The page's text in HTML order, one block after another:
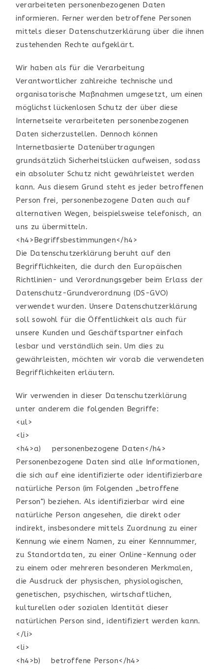
verarbeiteten personenbezogenen Daten
informieren. Ferner werden betroffene Personen
mittels dieser Datenschutzerklärung über die ihnen
zustehenden Rechte aufgeklärt.
Wir haben als für die Verarbeitung
Verantwortlicher zahlreiche technische und
organisatorische Maßnahmen umgesetzt, um einen
möglichst lückenlosen Schutz der über diese
Internetseite verarbeiteten personenbezogenen
Daten sicherzustellen. Dennoch können
Internetbasierte Datenübertragungen
grundsätzlich Sicherheitslücken aufweisen, sodass
ein absoluter Schutz nicht gewährleistet werden
kann. Aus diesem Grund steht es jeder betroffenen
Person frei, personenbezogene Daten auch auf
alternativen Wegen, beispielsweise telefonisch, an
uns zu übermitteln.
<h4>Begriffsbestimmungen</h4>
Die Datenschutzerklärung beruht auf den
Begrifflichkeiten, die durch den Europäischen
Richtlinien- und Verordnungsgeber beim Erlass der
Datenschutz-Grundverordnung (DS-GVO)
verwendet wurden. Unsere Datenschutzerklärung
soll sowohl für die Öffentlichkeit als auch für
unsere Kunden und Geschäftspartner einfach
lesbar und verständlich sein. Um dies zu
gewährleisten, möchten wir vorab die verwendeten
Begrifflichkeiten erläutern.
Wir verwenden in dieser Datenschutzerklärung
unter anderem die folgenden Begriffe:
<ul>
<li>
<h4>a) personenbezogene Daten</h4>
Personenbezogene Daten sind alle Informationen,
die sich auf eine identifizierte oder identifizierbare
natürliche Person (im Folgenden „betroffene
Person") beziehen. Als identifizierbar wird eine
natürliche Person angesehen, die direkt oder
indirekt, insbesondere mittels Zuordnung zu einer
Kennung wie einem Namen, zu einer Kennnummer,
zu Standortdaten, zu einer Online-Kennung oder
zu einem oder mehreren besonderen Merkmalen,
die Ausdruck der physischen, physiologischen,
genetischen, psychischen, wirtschaftlichen,
kulturellen oder sozialen Identität dieser
natürlichen Person sind, identifiziert werden kann.
</li>
<li>
<h4>b) betroffene Person</h4>